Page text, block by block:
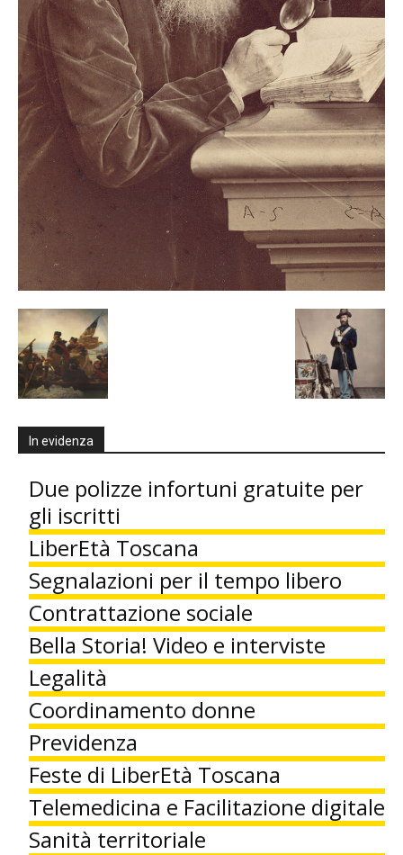
In evidenza
Due polizze infortuni gratuite per
gli iscritti
LiberEtà Toscana
Segnalazioni per il tempo libero
Contrattazione sociale
Bella Storia! Video e interviste
Legalità
Coordinamento donne
Previdenza
Feste di LiberEtà Toscana
Telemedicina e Facilitazione digitale
Sanità territoriale